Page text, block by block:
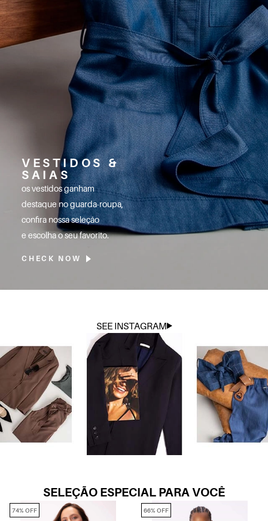
VESTIDOS &
SAIAS
os vestidos ganham
destaque no guarda-roupa,
confira nossa seleção
e escolha o seu favorito.
CHECK NOW
SEE INSTAGRAM
SELEÇÃO ESPECIAL PARA VOCÊ
66% OFF 66% OFF